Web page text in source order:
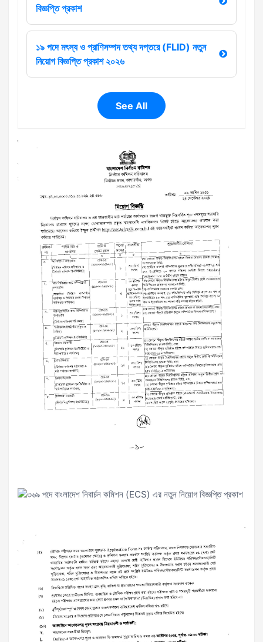
বিজ্ঞপ্তি প্রকাশ
১৯ পদে মৎস্য ও প্রাণিসম্পদ তথ্য দপ্তরে (FLID) নতুন
নিয়োগ বিজ্ঞপ্তি প্রকাশ ২০২৬
See All